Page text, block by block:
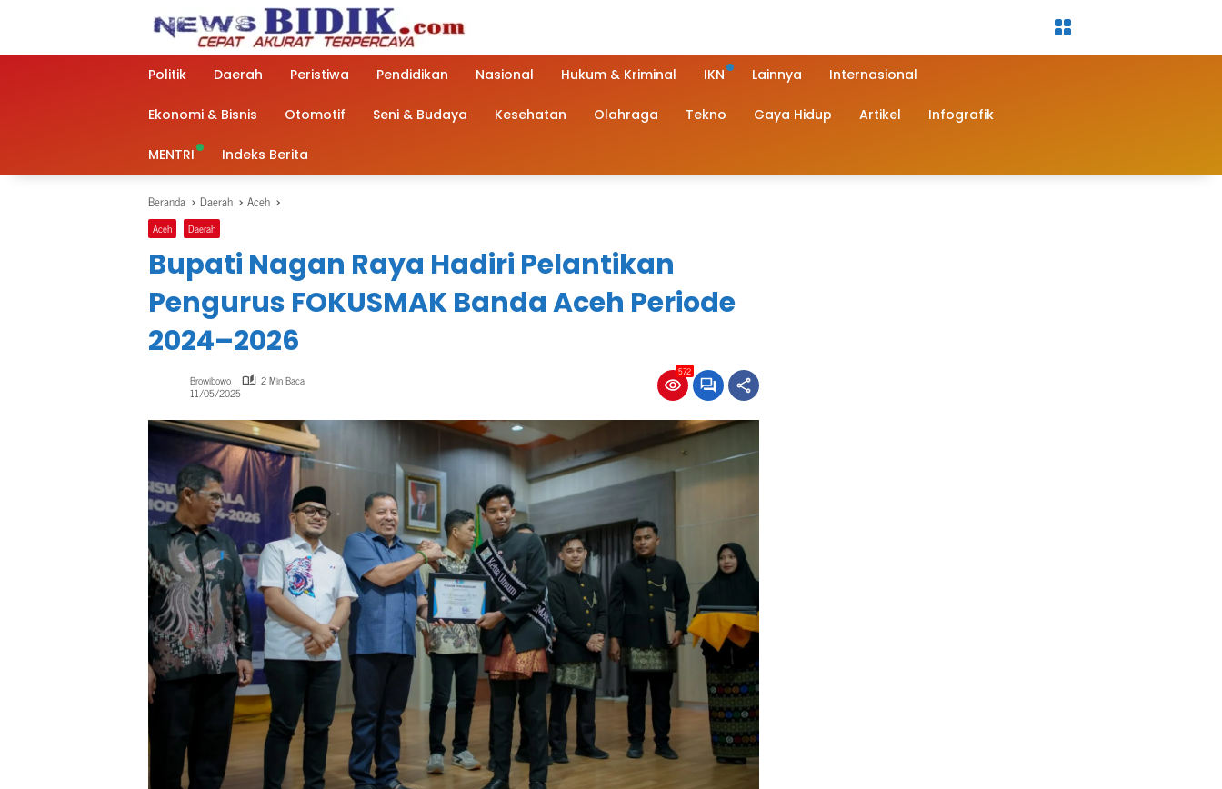
Politik Daerah Peristiwa Pendidikan Nasional Hukum & Kriminal IKN Lainnya Internasional
Ekonomi & Bisnis Otomotif Seni & Budaya Kesehatan Olahraga Tekno Gaya Hidup Artikel Infografik
MENTRI Indeks Berita
Beranda Daerah Aceh
Aceh Daerah
Bupati Nagan Raya Hadiri Pelantikan
Pengurus FOKUSMAK Banda Aceh Periode
2024–2026
Browibowo 2 Min Baca
11/05/2025
572